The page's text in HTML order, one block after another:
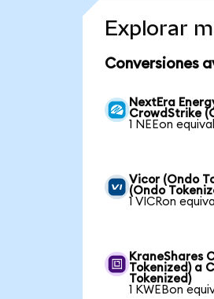
Explorar
Conversiones
NextEra
CrowdStrike
1 NEEon
Vicor (Ondo
(Ondo
1 VICRon
KraneShares
Tokenized) a
Tokenized)
1 KWEBon